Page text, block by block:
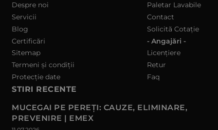
Despre noi
Servicii
Blog
Certificări
Sitemap
Termeni și condiții
Protecție date
Paletar Lavabile
Contact
Solicită Cotație
- Angajări -
Licențiere
Retur
Faq
STIRI RECENTE
MUCEGAI PE PEREȚI: CAUZE, ELIMINARE,
PREVENIRE | EMEX